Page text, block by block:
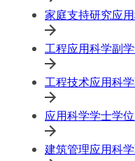
家庭支持研究应
工程应用科学副
工程技术应用科
应用科学学士学
建筑管理应用科